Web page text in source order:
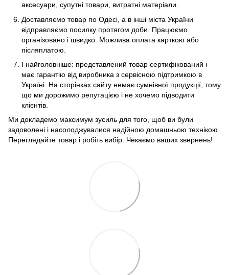
аксесуари, супутні товари, витратні матеріали.
Доставляємо товар по Одесі, а в інші міста України
відправляємо посилку протягом доби. Працюємо
організовано і швидко. Можлива оплата карткою або
післяплатою.
І найголовніше: представлений товар сертифікований і
має гарантію від виробника з сервісною підтримкою в
Україні. На сторінках сайту немає сумнівної продукції, тому
що ми дорожимо репутацією і не хочемо підводити
клієнтів.
Ми докладемо максимум зусиль для того, щоб ви були
задоволені і насолоджувалися надійною домашньою технікою.
Переглядайте товар і робіть вибір. Чекаємо ваших звернень!